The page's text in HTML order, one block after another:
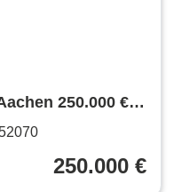
250.000 €
250.000 €